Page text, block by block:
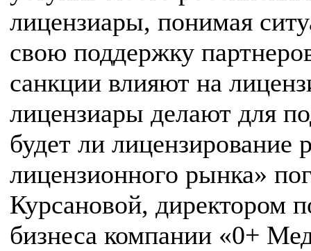
лицензиары, понимая
свою поддержку
санкции влияют на
лицензиары делают для
будет ли лицензирование
лицензионного рынка»
Курсановой, директором
бизнеса компании «0+